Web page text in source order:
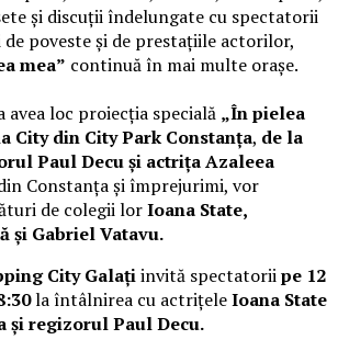
și discuții îndelungate cu spectatorii
poveste și de prestațiile actorilor,
mea” continuă în mai multe orașe.
avea loc proiecția specială „În pielea
City din City Park Constanța, de la
Paul Decu și actrița Azaleea
Constanța și împrejurimi, vor
de colegii lorIoana State,
și Gabriel Vatavu.
City Galațiinvită spectatoriipe 12
la întâlnirea cu actrițeleIoana State
și regizorul Paul Decu.